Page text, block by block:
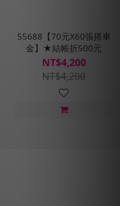
55688【70元X60張搭車
金】★結帳折500元
NT$4,200
NT$4,200